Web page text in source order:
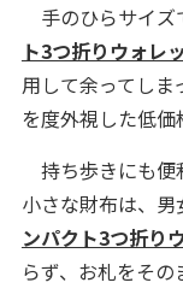
手のひらサイズ
ト3つ折りウォレ
用して余ってし
を度外視した低価
持ち歩きにも便
小さな財布は、男
ンパクト3つ折り
らず、お札をその